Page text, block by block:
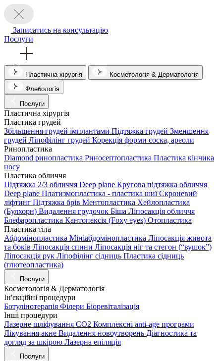
Записатись на консультацію
Послуги
Пластична хірургія
Косметологія & Дерматологія
Флебологія
Послуги
Пластична хірургія
Пластика грудей
Збільшення грудей імплантами Підтяжка грудей Зменшення
грудей Ліпофілінг грудей Корекція форми соска, ареоли
Ринопластика
Diamond ринопластика Риносептопластика Пластика кінчика
носу
Пластика обличчя
Підтяжка 2/3 обличчя Deep plane Кругова підтяжка обличчя
Deep plane Платизмопластика - пластика шиї Скроневий
ліфтинг Підтяжка брів Ментопластика Хейлопластика
(Булхорн) Видалення грудочок Біша Ліпосакція обличчя
Блефаропластика Кантопексія (Foxy eyes) Отопластика
Пластика тіла
Абдомінопластика Мініабдомінопластика Ліпосакція живота
та боків Ліпосакція спини Ліпосакція ніг та стегон (“вушок”)
Ліпосакція рук Ліпофілінг сідниць Пластика сідниць
(глютеопластика)
Послуги
Косметологія & Дерматологія
Ін'єкційні процедури
Ботулінотерапія Філери Біоревіталізація
Інші процедури
Лазерне шліфування СО2 Комплексні anti-age програми
Лікування акне Видалення новоутворень Діагностика та
догляд за шкірою Лазерна епіляція
Послуги